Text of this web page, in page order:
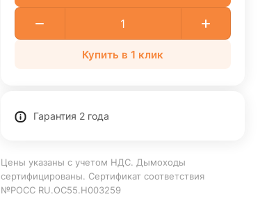
Купить в 1 клик
Гарантия 2 года
Цены указаны с учетом НДС. Дымоходы
сертифицированы. Сертификат соответствия
№РОСС RU.ОС55.Н003259